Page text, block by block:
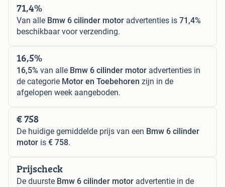
71,4%
Van alle Bmw 6 cilinder motor advertenties is 71,4%
beschikbaar voor verzending.
16,5%
16,5% van alle Bmw 6 cilinder motor advertenties in
de categorie Motor en Toebehoren zijn in de
afgelopen week aangeboden.
€ 758
De huidige gemiddelde prijs van een Bmw 6 cilinder
motor is € 758.
Prijscheck
De duurste Bmw 6 cilinder motor advertentie in de